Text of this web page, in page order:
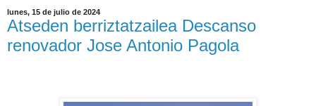
lunes, 15 de julio de 2024
Atseden berriztatzailea Descanso
renovador Jose Antonio Pagola